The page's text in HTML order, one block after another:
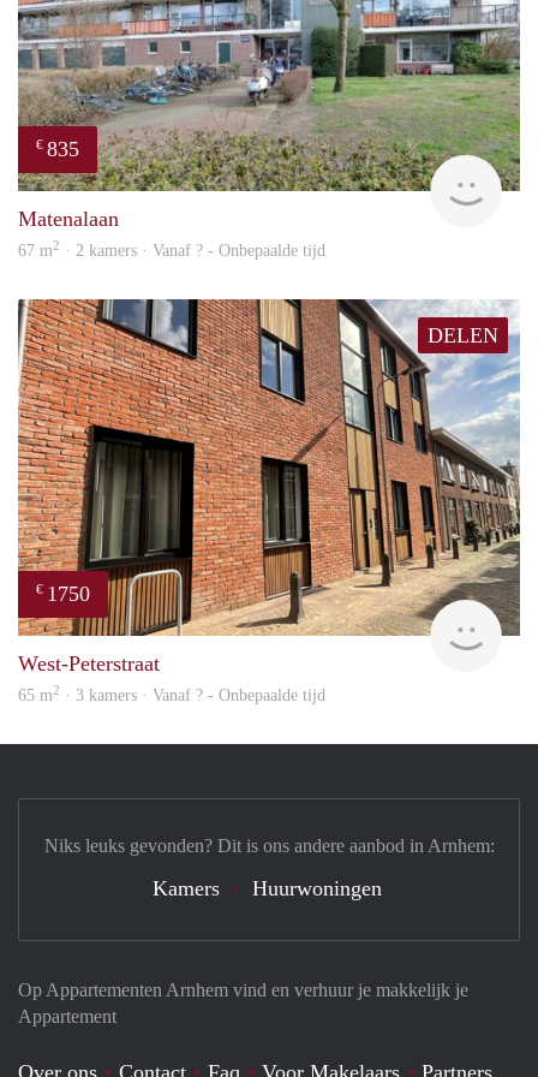
€ 835
Matenalaan
67 m2 · 2 kamers · Vanaf ? - Onbepaalde tijd
DELEN
€ 1750
West-Peterstraat
65 m2 · 3 kamers · Vanaf ? - Onbepaalde tijd
Op Appartementen Arnhem vind en verhuur je makkelijk je
Appartement
Over ons Contact Faq Voor Makelaars Partners
Niks leuks gevonden? Dit is ons andere aanbod in Arnhem:
Kamers Huurwoningen